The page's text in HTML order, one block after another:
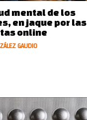
mental de los
en jaque por las
online
GAUDIO